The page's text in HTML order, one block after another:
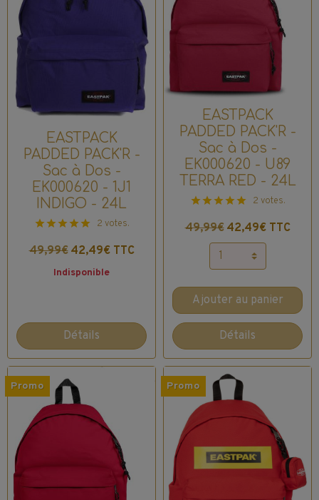
EASTPACK
PADDED PACK'R -
Sac à Dos -
EK000620 - 1J1
INDIGO - 24L
2 votes.
49,99€ 42,49€ TTC
Indisponible
Détails
EASTPACK
PADDED PACK'R -
Sac à Dos -
EK000620 - U89
TERRA RED - 24L
2 votes.
49,99€ 42,49€ TTC
Ajouter au panier
Détails
Promo Promo